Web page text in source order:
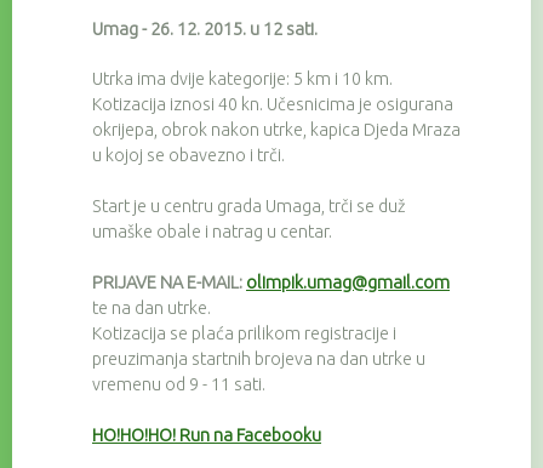
Umag - 26. 12. 2015. u 12 sati.
Utrka ima dvije kategorije: 5 km i 10 km.
Kotizacija iznosi 40 kn. Učesnicima je osigurana
okrijepa, obrok nakon utrke, kapica Djeda Mraza
u kojoj se obavezno i trči.
Start je u centru grada Umaga, trči se duž
umaške obale i natrag u centar.
PRIJAVE NA E-MAIL: olimpik.umag@gmail.com
te na dan utrke.
Kotizacija se plaća prilikom registracije i
preuzimanja startnih brojeva na dan utrke u
vremenu od 9 - 11 sati.
HO!HO!HO! Run na Facebooku